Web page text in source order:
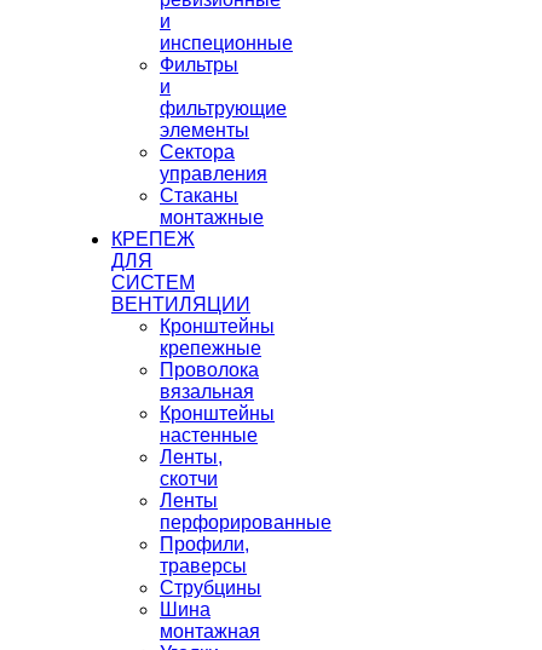
и
инспеционные
Фильтры
и
фильтрующие
элементы
Сектора
управления
Стаканы
монтажные
КРЕПЕЖ
ДЛЯ
СИСТЕМ
ВЕНТИЛЯЦИИ
Кронштейны
крепежные
Проволока
вязальная
Кронштейны
настенные
Ленты,
скотчи
Ленты
перфорированные
Профили,
траверсы
Струбцины
Шина
монтажная